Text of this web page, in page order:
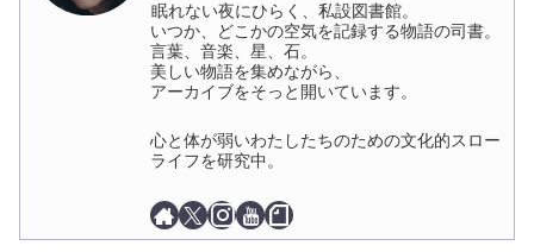
眠れない夜にひらく、私設図書館。
いつか、どこかの空気を記録する物語の司書。
言葉、音楽、星、石。
美しい物語を集めながら、
アーカイブをそっと開いています。
心と体が弱いわたしたちのための文化的スロー
ライフを研究中。